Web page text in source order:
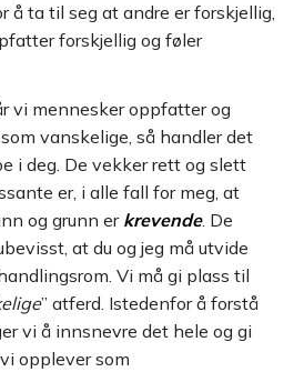
å ta til seg at andre er forskjellig,
forskjellig og føler
vi mennesker oppfatter og
vanskelige, så handler det
i deg. De vekker rett og slett
er, i alle fall for meg, at
og grunn er krevende. De
at du og jeg må utvide
Vi må gi plass til
” atferd. Istedenfor å forstå
vi å innsnevre det hele og gi
opplever som